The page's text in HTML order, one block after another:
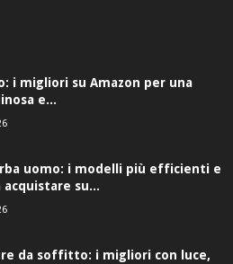
i migliori su Amazon per una
e...
uomo: i modelli più efficienti e
su...
da soffitto: i migliori con luce,